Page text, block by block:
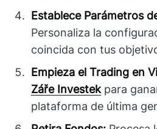
Establece Parámetros
Personaliza la
coincida con tus
Empieza el Trading en
Záře Investekpara
plataforma de última